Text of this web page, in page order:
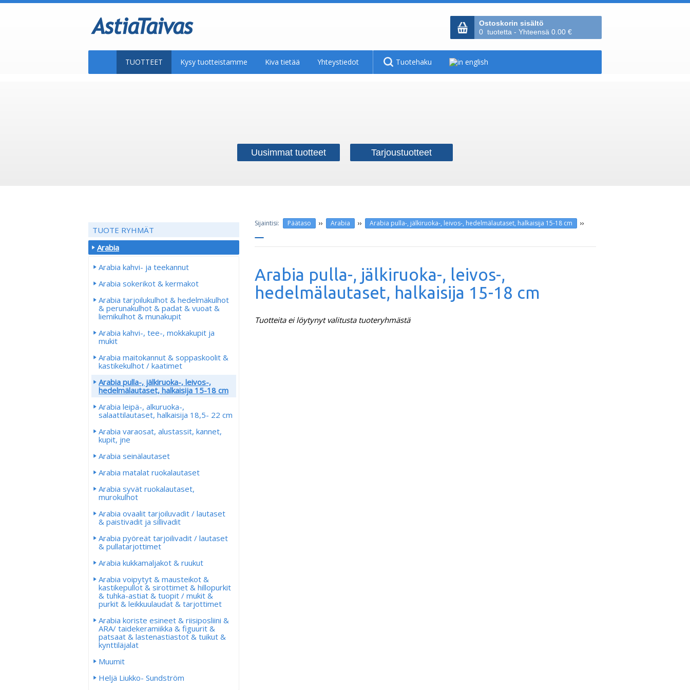
Ostoskorin sisältö
0 tuotetta - Yhteensä 0.00 €
TUOTTEET Kysy tuotteistamme Kiva tietää Yhteystiedot Tuotehaku
Uusimmat tuotteet Tarjoustuotteet
Päätaso ›› Arabia ›› Arabia pulla-, jälkiruoka-, leivos-, hedelmälautaset, halkaisija 15-18 cm ››
Arabia pulla-, jälkiruoka-, leivos-,
hedelmälautaset, halkaisija 15-18 cm
Tuotteita ei löytynyt valitusta tuoteryhmästä
TUOTE RYHMÄT
Arabia
Arabia kahvi- ja teekannut
Arabia sokerikot & kermakot
Arabia tarjoilukulhot & hedelmäkulhot
& perunakulhot & padat & vuoat &
liemikulhot & munakupit
Arabia kahvi-, tee-, mokkakupit ja
mukit
Arabia maitokannut & soppaskoolit &
kastikekulhot / kaatimet
Arabia pulla-, jälkiruoka-, leivos-,
hedelmälautaset, halkaisija 15-18 cm
Arabia leipä-, alkuruoka-,
salaattilautaset, halkaisija 18,5- 22 cm
Arabia varaosat, alustassit, kannet,
kupit, jne
Arabia seinälautaset
Arabia matalat ruokalautaset
Arabia syvät ruokalautaset,
murokulhot
Arabia ovaalit tarjoiluvadit / lautaset
& paistivadit ja sillivadit
Arabia pyöreät tarjoilivadit / lautaset
& pullatarjottimet
Arabia kukkamaljakot & ruukut
Arabia voipytyt & mausteikot &
kastikepullot & sirottimet & hillopurkit
& tuhka-astiat & tuopit / mukit &
purkit & leikkuulaudat & tarjottimet
Arabia koriste esineet & riisiposliini &
ARA/ taidekeramiikka & figuurit &
patsaat & lastenastiastot & tuikut &
kynttiläjalat
Muumit
Heljä Liukko- Sundström